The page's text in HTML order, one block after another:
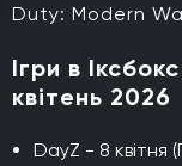
Duty: Modern
Ігри в
квітень 2026
DayZ - 8 квітня